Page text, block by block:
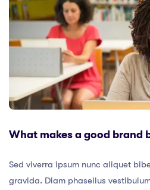
What makes a good brand
Sed viverra ipsum nunc aliquet
gravida. Diam phasellus